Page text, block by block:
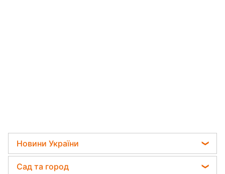
Новини України
Телеграм новини України
Сад та город